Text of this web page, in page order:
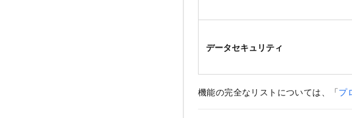
データセキュリティ
機能の完全なリストについては、「プ